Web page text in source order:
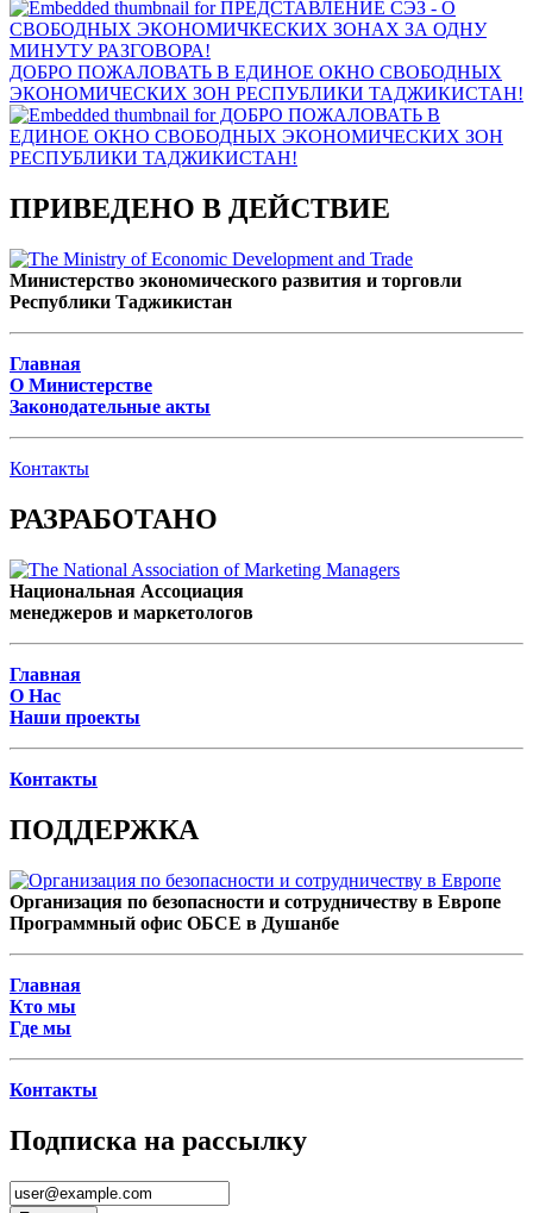
ДОБРО ПОЖАЛОВАТЬ В ЕДИНОЕ ОКНО СВОБОДНЫХ
ЭКОНОМИЧЕСКИХ ЗОН РЕСПУБЛИКИ ТАДЖИКИСТАН!
ПРИВЕДЕНО В ДЕЙСТВИЕ
Министерство экономического развития и торговли
Республики Таджикистан
Главная
О Министерстве
Законодательные акты
Контакты
РАЗРАБОТАНО
Национальная Ассоциация
менеджеров и маркетологов
Главная
О Нас
Наши проекты
Контакты
ПОДДЕРЖКА
Организация по безопасности и сотрудничеству в Европе
Программный офис ОБСЕ в Душанбе
Главная
Кто мы
Где мы
Контакты
Подписка на рассылку